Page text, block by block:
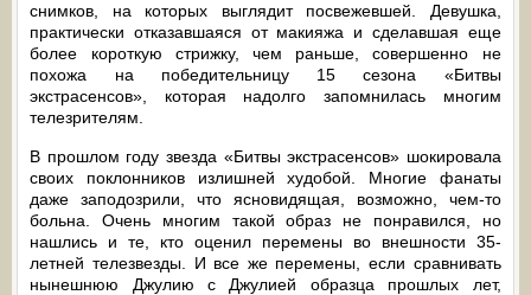
снимков, на которых выглядит посвежевшей. Девушка,
практически отказавшаяся от макияжа и сделавшая еще
более короткую стрижку, чем раньше, совершенно не
похожа на победительницу 15 сезона «Битвы
экстрасенсов», которая надолго запомнилась многим
телезрителям.
В прошлом году звезда «Битвы экстрасенсов» шокировала
своих поклонников излишней худобой. Многие фанаты
даже заподозрили, что ясновидящая, возможно, чем-то
больна. Очень многим такой образ не понравился, но
нашлись и те, кто оценил перемены во внешности 35-
летней телезвезды. И все же перемены, если сравнивать
нынешнюю Джулию с Джулией образца прошлых лет,